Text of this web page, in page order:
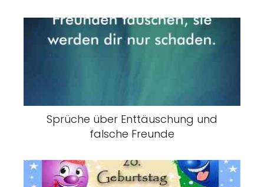
Sprüche über Enttäuschung und
falsche Freunde